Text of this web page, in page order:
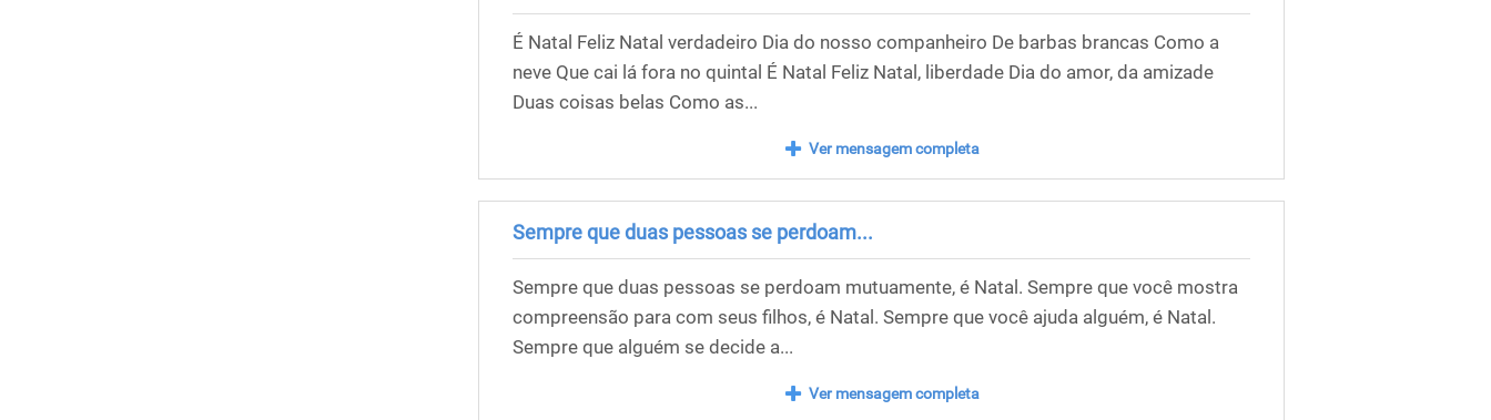
É Natal Feliz Natal verdadeiro Dia do nosso companheiro De barbas brancas Como a
neve Que cai lá fora no quintal É Natal Feliz Natal, liberdade Dia do amor, da amizade
Duas coisas belas Como as...
Ver mensagem completa
Sempre que duas pessoas se perdoam...
Sempre que duas pessoas se perdoam mutuamente, é Natal. Sempre que você mostra
compreensão para com seus filhos, é Natal. Sempre que você ajuda alguém, é Natal.
Sempre que alguém se decide a...
Ver mensagem completa